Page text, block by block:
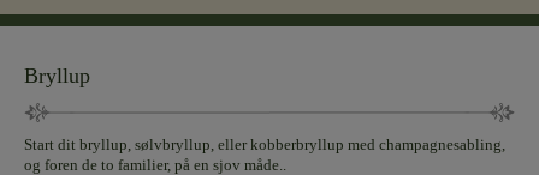
Bryllup
Start dit bryllup, sølvbryllup, eller kobberbryllup med champagnesabling,
og foren de to familier, på en sjov måde..